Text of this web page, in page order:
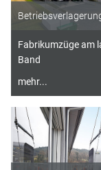
Fabrikumzüge am
Band
mehr...